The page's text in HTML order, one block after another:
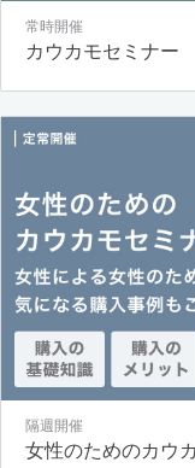
常時開催
カウカモセミナー
隔週開催
女性のためのカウ